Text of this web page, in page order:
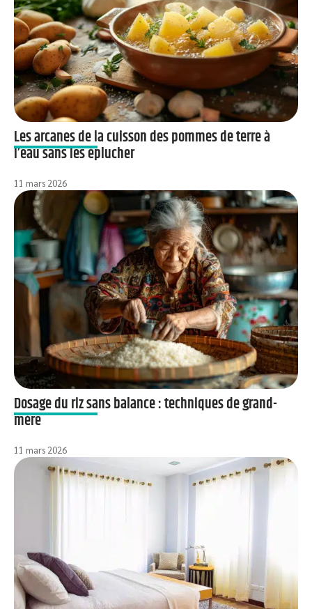
Les arcanes de la cuisson des pommes de terre à
l’eau sans les éplucher
11 mars 2026
Dosage du riz sans balance : techniques de grand-
mère
11 mars 2026